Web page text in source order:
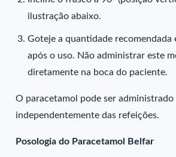
ilustração abaixo.
Goteje a quantidade recomendada
após o uso. Não administrar este
diretamente na boca do paciente.
O paracetamol pode ser administrado
independentemente das refeições.
Posologia do Paracetamol Belfar